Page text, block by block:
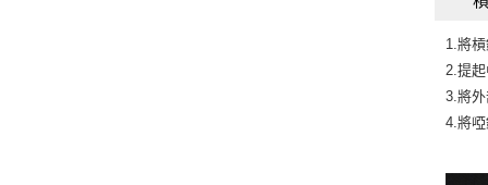
1.將
2.提
3.將
4.將